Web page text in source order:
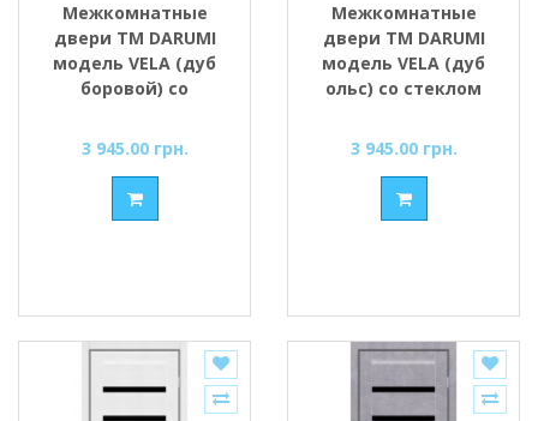
Межкомнатные
двери ТМ DARUMI
модель VELA (дуб
боровой) со
3 945.00 грн.
Межкомнатные
двери ТМ DARUMI
модель VELA (дуб
ольс) со стеклом
3 945.00 грн.